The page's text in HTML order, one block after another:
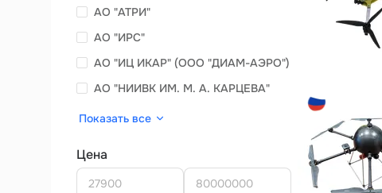
АО "АТРИ"
АО "ИРС"
АО "ИЦ ИКАР" (ООО "ДИАМ-АЭРО")
АО "НИИВК ИМ. М. А. КАРЦЕВА"
Показать все
Цена